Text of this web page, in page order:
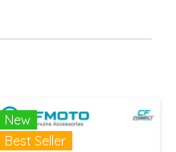
New
Best Seller